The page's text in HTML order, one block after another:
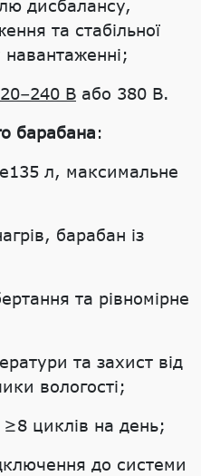
дисбалансу,
та стабільної
В або 380 В.
барабана:
л, максимальне
барабан із
та рівномірне
та захист від
вологості;
циклів на день;
до системи